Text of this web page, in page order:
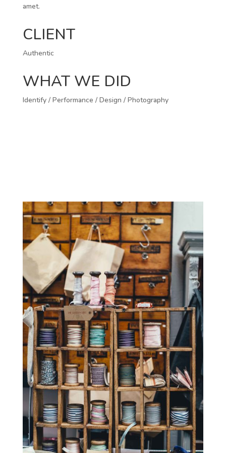
amet.
CLIENT
Authentic
WHAT WE DID
Identify / Performance / Design / Photography